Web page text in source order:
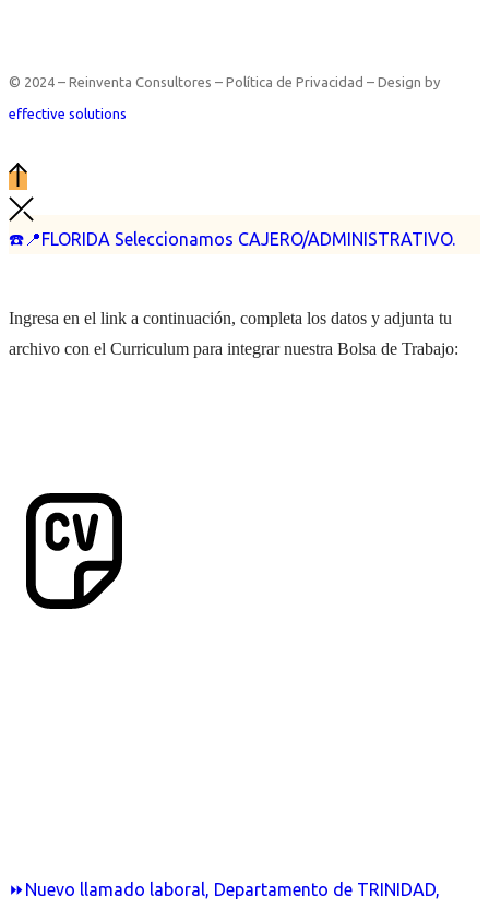
☎️📍FLORIDA Seleccionamos CAJERO/ADMINISTRATIVO.
⏩Nuevo llamado laboral, Departamento de TRINIDAD,
© 2024 – Reinventa Consultores – Política de Privacidad – Design by
effective solutions
Ingresa en el link a continuación, completa los datos y adjunta tu
archivo con el Curriculum para integrar nuestra Bolsa de Trabajo: